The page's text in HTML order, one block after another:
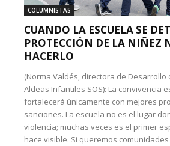
COLUMNISTAS
CUANDO LA ESCUELA SE
PROTECCIÓN DE LA NIÑEZ
HACERLO
(Norma Valdés, directora de Desarrollo
Aldeas Infantiles SOS): La convivencia
fortalecerá únicamente con mejores
sanciones. La escuela no es el lugar
violencia; muchas veces es el primer
hace visible. Si queremos